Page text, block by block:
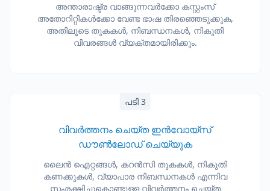
അന്താരാഷ്ട്ര വാങ്ങുന്നവർക്കോ കസ്റ്റംസ്
അതോറിറ്റികൾക്കോ വേണ്ട ഭാഷ തിരഞ്ഞെടുക്കുക,
അതിലൂടെ തുകകൾ, നിബന്ധനകൾ, നികുതി
വിവരങ്ങൾ വ്യക്തമായിരിക്കും.
പടി 3
വിവർത്തനം ചെയ്ത ഇൻവോയ്സ്
ഡൗൺലോഡ് ചെയ്യുക
ലൈൻ ഐറ്റങ്ങൾ, കറൻസി തുകകൾ, നികുതി
കണക്കുകൾ, വ്യാപാര നിബന്ധനകൾ എന്നിവ
സംരക്ഷിച്ചുകൊണ്ടുള്ള വിവർത്തനം ചെയ്ത